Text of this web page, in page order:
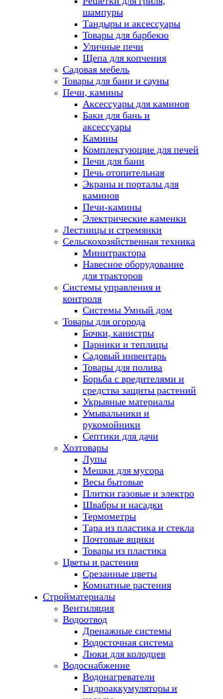
шампуры
Тандыры и аксессуары
Товары для барбекю
Уличные печи
Щепа для копчения
Садовая мебель
Товары для бани и сауны
Печи, камины
Аксессуары для каминов
Баки для бань и
аксессуары
Камины
Комплектующие для печей
Печи для бани
Печь отопительная
Экраны и порталы для
каминов
Печи-камины
Электрические каменки
Лестницы и стремянки
Сельскохозяйственная техника
Минитрактора
Навесное оборудование
для тракторов
Системы управления и
контроля
Системы Умный дом
Товары для огорода
Бочки, канистры
Парники и теплицы
Садовый инвентарь
Товары для полива
Борьба с вредителями и
средства защиты растений
Укрывные материалы
Умывальники и
рукомойники
Септики для дачи
Хозтовары
Лупы
Мешки для мусора
Весы бытовые
Плитки газовые и электро
Швабры и насадки
Термометры
Тара из пластика и стекла
Почтовые ящики
Товары из пластика
Цветы и растения
Срезанные цветы
Комнатные растения
Стройматериалы
Вентиляция
Водоотвод
Дренажные системы
Водосточная система
Люки для колодцев
Водоснабжение
Водонагреватели
Гидроаккумуляторы и